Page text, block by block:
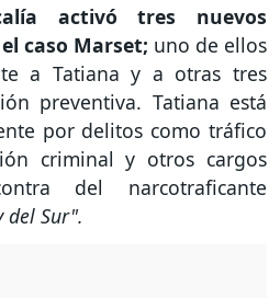
activó tres nuevos
caso Marset; uno de ellos
a Tatiana y a otras tres
preventiva. Tatiana está
por delitos como tráfico
criminal y otros cargos
del narcotraficante
del Sur".